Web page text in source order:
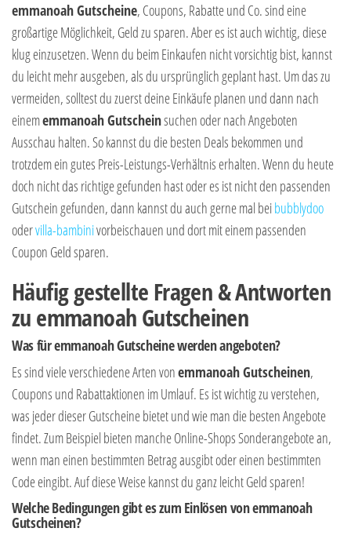
emmanoah Gutscheine, Coupons, Rabatte und Co. sind eine
großartige Möglichkeit, Geld zu sparen. Aber es ist auch wichtig, diese
klug einzusetzen. Wenn du beim Einkaufen nicht vorsichtig bist, kannst
du leicht mehr ausgeben, als du ursprünglich geplant hast. Um das zu
vermeiden, solltest du zuerst deine Einkäufe planen und dann nach
einememmanoah Gutscheinsuchen oder nach Angeboten
Ausschau halten. So kannst du die besten Deals bekommen und
trotzdem ein gutes Preis-Leistungs-Verhältnis erhalten. Wenn du heute
doch nicht das richtige gefunden hast oder es ist nicht den passenden
Gutschein gefunden, dann kannst du auch gerne mal beibubblydoo
odervilla-bambinivorbeischauen und dort mit einem passenden
Coupon Geld sparen.
Häufig gestellte Fragen & Antworten
zu emmanoah Gutscheinen
Was für emmanoah Gutscheine werden angeboten?
Es sind viele verschiedene Arten vonemmanoah Gutscheinen,
Coupons und Rabattaktionen im Umlauf. Es ist wichtig zu verstehen,
was jeder dieser Gutscheine bietet und wie man die besten Angebote
findet. Zum Beispiel bieten manche Online-Shops Sonderangebote an,
wenn man einen bestimmten Betrag ausgibt oder einen bestimmten
Code eingibt. Auf diese Weise kannst du ganz leicht Geld sparen!
Welche Bedingungen gibt es zum Einlösen von emmanoah
Gutscheinen?